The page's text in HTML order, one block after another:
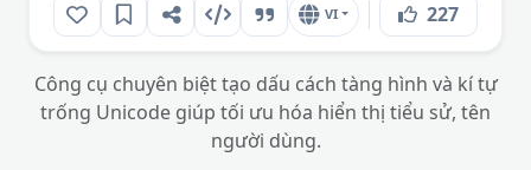
VI 227
Công cụ chuyên biệt tạo dấu cách tàng hình và kí tự
trống Unicode giúp tối ưu hóa hiển thị tiểu sử, tên
người dùng.